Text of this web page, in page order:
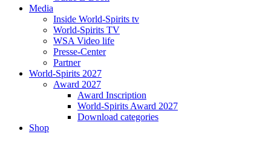
Media
Inside World-Spirits tv
World-Spirits TV
WSA Video life
Presse-Center
Partner
World-Spirits 2027
Award 2027
Award Inscription
World-Spirits Award 2027
Download categories
Shop